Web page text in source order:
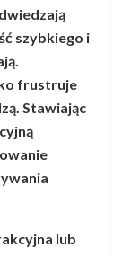
szybkiego i
frustruje
Stawiając
lub